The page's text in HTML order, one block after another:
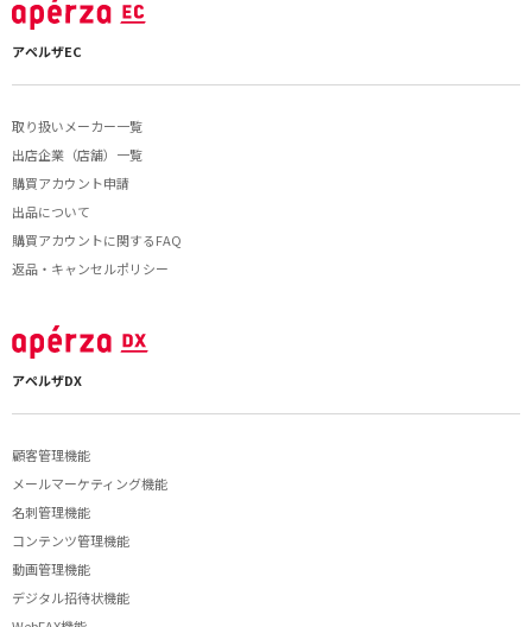
アペルザEC
取り扱いメーカー一覧
出店企業（店舗）一覧
購買アカウント申請
出品について
購買アカウントに関するFAQ
返品・キャンセルポリシー
アペルザDX
顧客管理機能
メールマーケティング機能
名刺管理機能
コンテンツ管理機能
動画管理機能
デジタル招待状機能